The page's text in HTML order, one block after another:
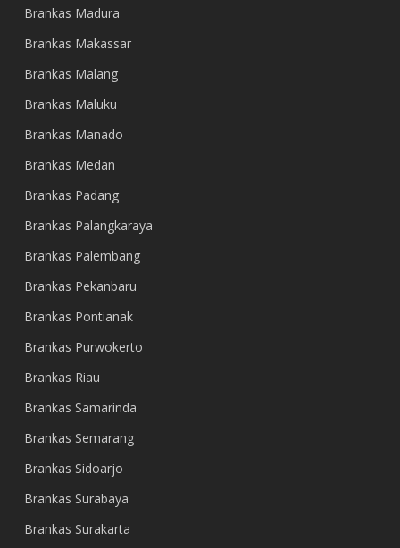
Brankas Madura
Brankas Makassar
Brankas Malang
Brankas Maluku
Brankas Manado
Brankas Medan
Brankas Padang
Brankas Palangkaraya
Brankas Palembang
Brankas Pekanbaru
Brankas Pontianak
Brankas Purwokerto
Brankas Riau
Brankas Samarinda
Brankas Semarang
Brankas Sidoarjo
Brankas Surabaya
Brankas Surakarta